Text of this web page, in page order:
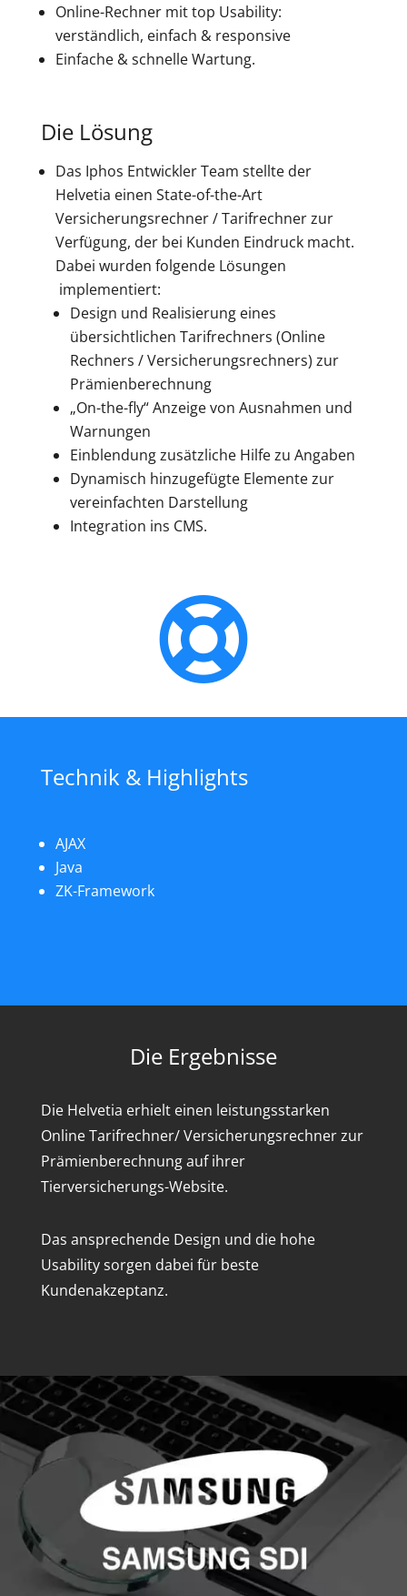
Online-Rechner mit top Usability:
verständlich, einfach & responsive
Einfache & schnelle Wartung.
Die Lösung
Das Iphos Entwickler Team stellte der
Helvetia einen State-of-the-Art
Versicherungsrechner / Tarifrechner zur
Verfügung, der bei Kunden Eindruck macht.
Dabei wurden folgende Lösungen
implementiert:
Design und Realisierung eines
übersichtlichen Tarifrechners (Online
Rechners / Versicherungsrechners) zur
Prämienberechnung
„On-the-fly“ Anzeige von Ausnahmen und
Warnungen
Einblendung zusätzliche Hilfe zu Angaben
Dynamisch hinzugefügte Elemente zur
vereinfachten Darstellung
Integration ins CMS.
Technik & Highlights
AJAX
Java
ZK-Framework
Die Ergebnisse
Die Helvetia erhielt einen leistungsstarken
Online Tarifrechner/ Versicherungsrechner zur
Prämienberechnung auf ihrer
Tierversicherungs-Website.
Das ansprechende Design und die hohe
Usability sorgen dabei für beste
Kundenakzeptanz.